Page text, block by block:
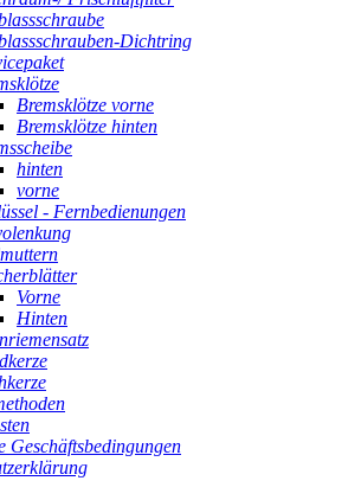
Dichtring
Bremsklötze vorne
Bremsklötze hinten
hinten
vorne
- Fernbedienungen
Vorne
Hinten
Geschäftsbedingungen